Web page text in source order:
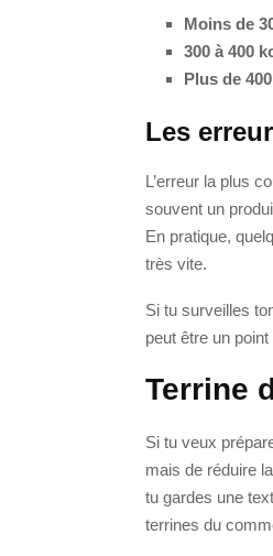
Moins de
300 à 400
Plus de
Les
L’erreur la plus
souvent un
En pratique,
très vite.
Si tu surveilles
peut être un
Terrine
Si tu veux
mais de réduire
tu gardes une
terrines du